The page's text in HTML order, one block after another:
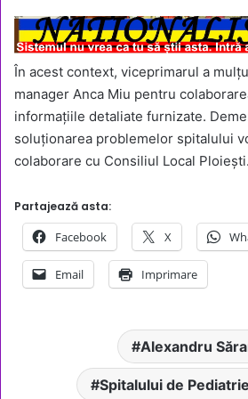
În acest context, viceprimarul a
manager Anca Miu pentru
informațiile detaliate furnizate.
soluționarea problemelor spitalului
colaborare cu Consiliul Local Ploiești.
Partajează asta:
Facebook X
Email Imprimare
Alexandru
Spitalului de